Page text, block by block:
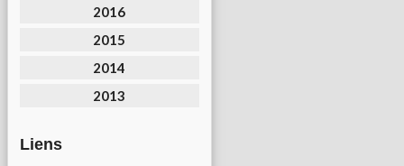
2016
2015
2014
2013
Liens